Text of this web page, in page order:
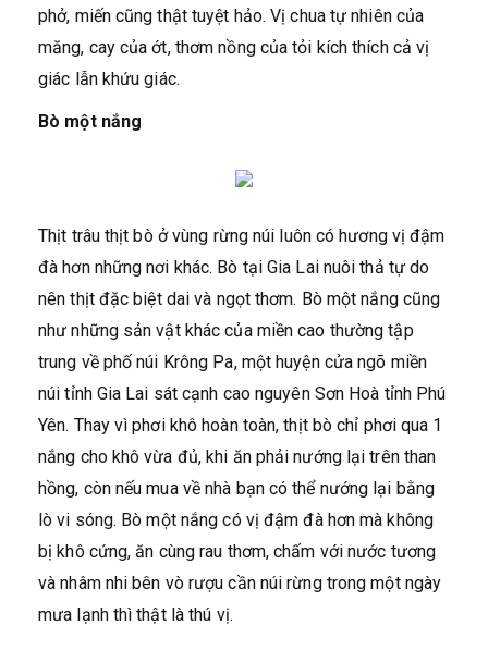
phở, miến cũng thật tuyệt hảo. Vị chua tự nhiên của
măng, cay của ớt, thơm nồng của tỏi kích thích cả vị
giác lẫn khứu giác.
Bò một nắng
Thịt trâu thịt bò ở vùng rừng núi luôn có hương vị đậm
đà hơn những nơi khác. Bò tại Gia Lai nuôi thả tự do
nên thịt đặc biệt dai và ngọt thơm. Bò một nắng cũng
như những sản vật khác của miền cao thường tập
trung về phố núi Krông Pa, một huyện cửa ngõ miền
núi tỉnh Gia Lai sát cạnh cao nguyên Sơn Hoà tỉnh Phú
Yên. Thay vì phơi khô hoàn toàn, thịt bò chỉ phơi qua 1
nắng cho khô vừa đủ, khi ăn phải nướng lại trên than
hồng, còn nếu mua về nhà bạn có thể nướng lại bằng
lò vi sóng. Bò một nắng có vị đậm đà hơn mà không
bị khô cứng, ăn cùng rau thơm, chấm với nước tương
và nhâm nhi bên vò rượu cần núi rừng trong một ngày
mưa lạnh thì thật là thú vị.